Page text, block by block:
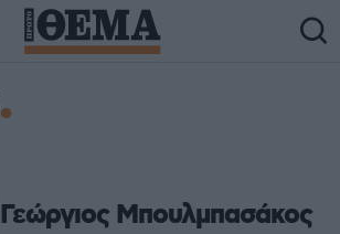
Γεώργιος Μπουλμπασάκος